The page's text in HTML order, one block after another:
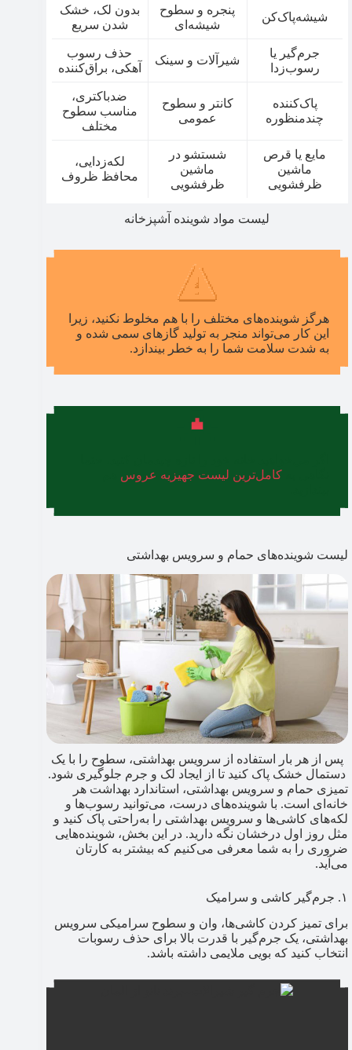
شیشه‌پاک‌کن
پنجره و سطوح
شیشه‌ای
بدون لک، خشک
شدن سریع
جرم‌گیر یا
رسوب‌زدا
شیرآلات و سینک
حذف رسوب
آهکی، براق‌کننده
پاک‌کننده
چندمنظوره
کانتر و سطوح
عمومی
ضدباکتری،
مناسب سطوح
مختلف
مایع یا قرص
ماشین
ظرفشویی
شستشو در
ماشین
ظرفشویی
لکه‌زدایی،
محافظ ظروف
لیست مواد شوینده آشپزخانه
هرگز شوینده‌های مختلف را با هم مخلوط نکنید، زیرا
این کار می‌تواند منجر به تولید گازهای سمی شده و
به شدت سلامت شما را به خطر بیندازد.
کامل‌ترین لیست جهیزیه عروس
لیست شوینده‌های حمام و سرویس بهداشتی
پس از هر بار استفاده از سرویس بهداشتی، سطوح را با یک
دستمال خشک پاک کنید تا از ایجاد لک و جرم جلوگیری شود.
تمیزی حمام و سرویس بهداشتی، استاندارد بهداشت هر
خانه‌ای است. با شوینده‌های درست، می‌توانید رسوب‌ها و
لکه‌های کاشی‌ها و سرویس بهداشتی را به‌راحتی پاک کنید و
مثل روز اول درخشان نگه دارید. در این بخش، شوینده‌هایی
ضروری را به شما معرفی می‌کنیم که بیشتر به کارتان
می‌آید.
۱. جرم‌گیر کاشی و سرامیک
برای تمیز کردن کاشی‌ها، وان و سطوح سرامیکی سرویس
بهداشتی، یک جرم‌گیر با قدرت بالا برای حذف رسوبات
انتخاب کنید که بویی ملایمی داشته باشد.